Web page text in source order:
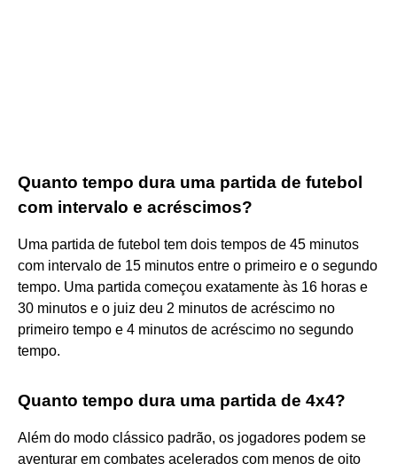
Quanto tempo dura uma partida de futebol
com intervalo e acréscimos?
Uma partida de futebol tem dois tempos de 45 minutos
com intervalo de 15 minutos entre o primeiro e o segundo
tempo. Uma partida começou exatamente às 16 horas e
30 minutos e o juiz deu 2 minutos de acréscimo no
primeiro tempo e 4 minutos de acréscimo no segundo
tempo.
Quanto tempo dura uma partida de 4x4?
Além do modo clássico padrão, os jogadores podem se
aventurar em combates acelerados com menos de oito